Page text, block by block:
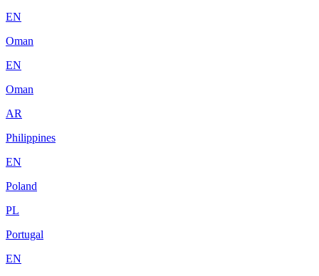
EN
Oman
EN
Oman
AR
Philippines
EN
Poland
PL
Portugal
EN